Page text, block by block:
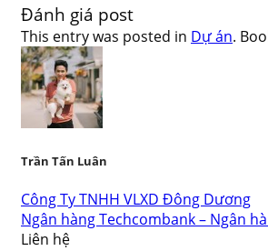
Đánh giá post
This entry was posted in Dự án.
Trần Tấn Luân
Công Ty TNHH VLXD Đông Dương
Ngân hàng Techcombank – Ngân
Liên hệ